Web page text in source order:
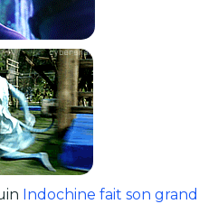
Indochine fait son